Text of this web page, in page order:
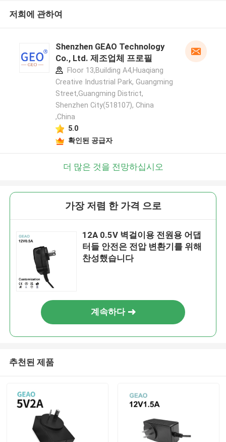
저희에 관하여
Shenzhen GEAO Technology
Co., Ltd. 제조업체 프로필
Floor 13,Building A4,Huaqiang
Creative Industrial Park, Guangming
Street,Guangming District,
Shenzhen City(518107), China
,China
5.0
확인된 공급자
더 많은 것을 전망하십시오
가장 저렴 한 가격 으로
12A 0.5V 벽걸이용 전원용 어댑
터들 안전은 전압 변환기를 위해
찬성했습니다
계속하다
추천된 제품